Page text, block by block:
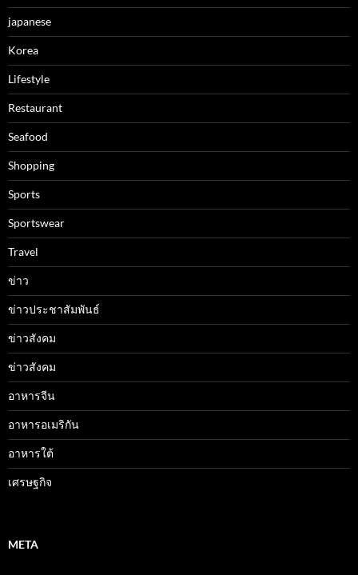
japanese
Korea
Lifestyle
Restaurant
Seafood
Shopping
Sports
Sportswear
Travel
ข่าว
ข่าวประชาสัมพันธ์
ข่าวสังคม
ข่าวสังคม
อาหารจีน
อาหารอเมริกัน
อาหารใต้
เศรษฐกิจ
META